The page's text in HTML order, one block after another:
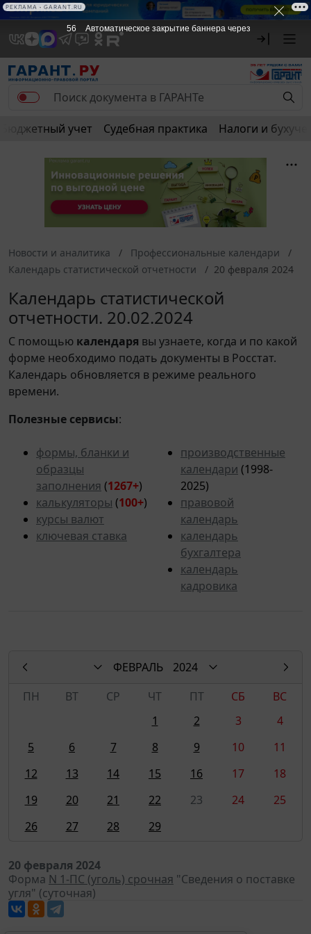
Бюджетный учет Судебная практика Налоги и
Новости и аналитика
Профессиональные календари
Календарь статистической отчетности
20 февраля 2024
Календарь статистической
отчетности. 20.02.2024
С помощью календаря вы узнаете, когда и по какой
форме необходимо подать документы в Росстат.
Календарь обновляется в режиме реального
времени.
Полезные сервисы:
формы, бланки и
образцы
заполнения (1267+)
калькуляторы (100+)
курсы валют
ключевая ставка
производственные
календари (1998-
2025)
правовой
календарь
календарь
бухгалтера
календарь
кадровика
ФЕВРАЛЬ
2024
ПН
ВТ СР ЧТ ПТ СБ
ВС
1
2 3
4
5
6 7 8 9 10
11
12
13 14 15 16 17
18
19
20 21 22 23 24
25
26
27 28 29
20 февраля 2024
Форма N 1-ПС (уголь) срочная "Сведения о поставке
угля" (суточная)
56 Автоматическое закрытие баннера через
РЕКЛАМА • GARANT.RU